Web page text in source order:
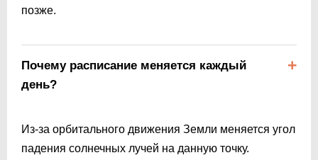
позже.
Почему расписание меняется каждый
день?
Из-за орбитального движения Земли меняется угол
падения солнечных лучей на данную точку.